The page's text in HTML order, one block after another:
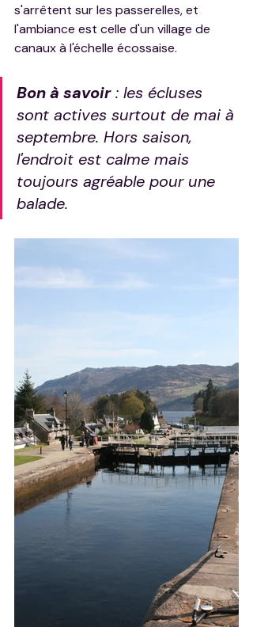
s'arrêtent sur les passerelles, et
l'ambiance est celle d'un village de
canaux à l'échelle écossaise.
Bon à savoir : les écluses
sont actives surtout de mai à
septembre. Hors saison,
l'endroit est calme mais
toujours agréable pour une
balade.